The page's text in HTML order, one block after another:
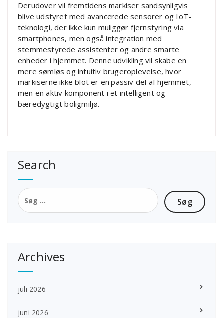
Derudover vil fremtidens markiser sandsynligvis
blive udstyret med avancerede sensorer og IoT-
teknologi, der ikke kun muliggør fjernstyring via
smartphones, men også integration med
stemmestyrede assistenter og andre smarte
enheder i hjemmet. Denne udvikling vil skabe en
mere sømløs og intuitiv brugeroplevelse, hvor
markiserne ikke blot er en passiv del af hjemmet,
men en aktiv komponent i et intelligent og
bæredygtigt boligmiljø.
Search
Søg
efter:
Archives
juli 2026
juni 2026